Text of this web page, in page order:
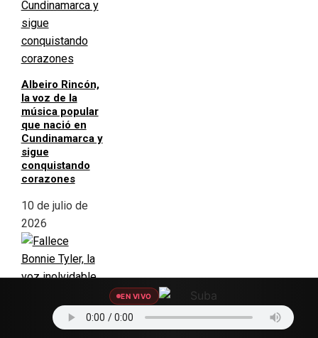
Albeiro Rincón,
la voz de la
música popular
que nació en
Cundinamarca y
sigue
conquistando
corazones
10 de julio de
2026
EN VIVO